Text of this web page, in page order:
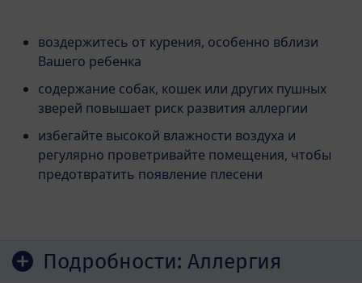
воздержитесь от курения, особенно вблизи
Вашего ребенка
содержание собак, кошек или других пушных
зверей повышает риск развития аллергии
избегайте высокой влажности воздуха и
регулярно проветривайте помещения, чтобы
предотвратить появление плесени
Подробности: Аллергия